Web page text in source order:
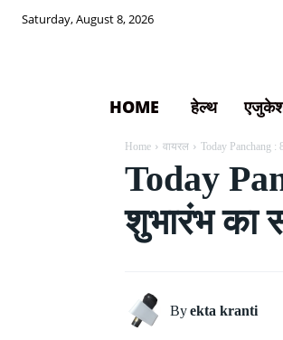
Saturday, August 8, 2026
HOME हेल्थ
Home वायरल Today Panchang :
Today
शुभारंभ का
Byekta kranti